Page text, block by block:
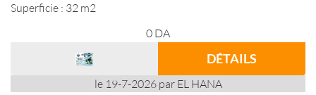
Superficie : 32 m2
0 DA
DÉTAILS
le 19-7-2026 par EL HANA